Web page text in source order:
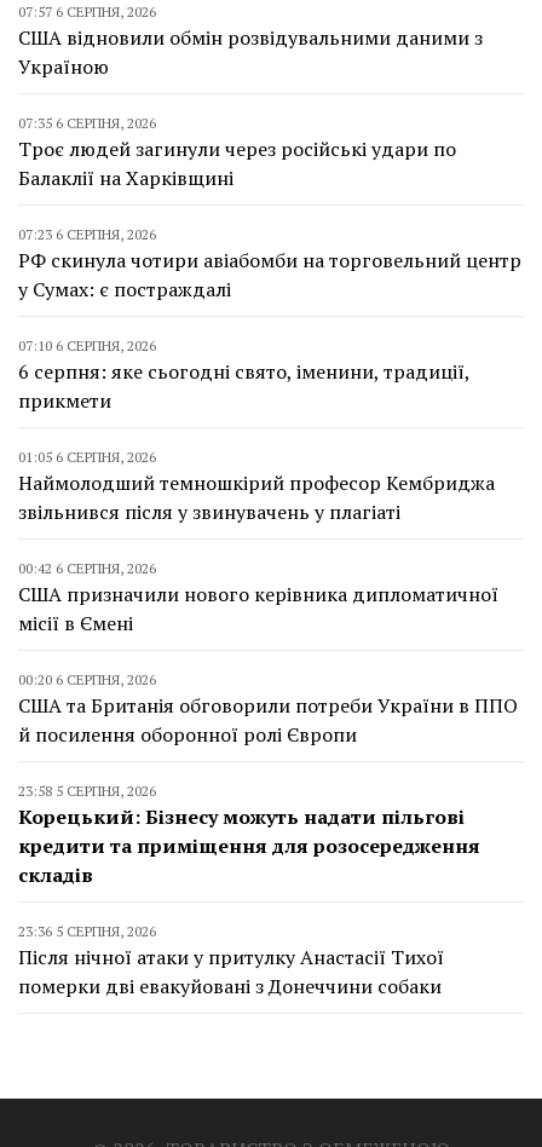
07:57 6 СЕРПНЯ, 2026
США відновили обмін розвідувальними даними з
Україною
07:35 6 СЕРПНЯ, 2026
Троє людей загинули через російські удари по
Балаклії на Харківщині
07:23 6 СЕРПНЯ, 2026
РФ скинула чотири авіабомби на торговельний центр
у Сумах: є постраждалі
07:10 6 СЕРПНЯ, 2026
6 серпня: яке сьогодні свято, іменини, традиції,
прикмети
01:05 6 СЕРПНЯ, 2026
Наймолодший темношкірий професор Кембриджа
звільнився після у звинувачень у плагіаті
00:42 6 СЕРПНЯ, 2026
США призначили нового керівника дипломатичної
місії в Ємені
00:20 6 СЕРПНЯ, 2026
США та Британія обговорили потреби України в ППО
й посилення оборонної ролі Європи
23:58 5 СЕРПНЯ, 2026
Корецький: Бізнесу можуть надати пільгові
кредити та приміщення для розосередження
складів
23:36 5 СЕРПНЯ, 2026
Після нічної атаки у притулку Анастасії Тихої
померки дві евакуйовані з Донеччини собаки